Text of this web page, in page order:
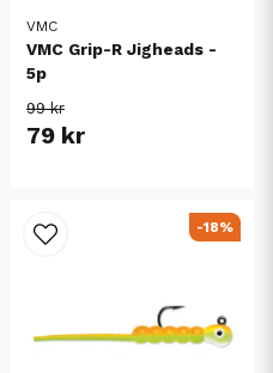
VMC
VMC Grip-R Jigheads -
5p
99 kr
79 kr
-18%